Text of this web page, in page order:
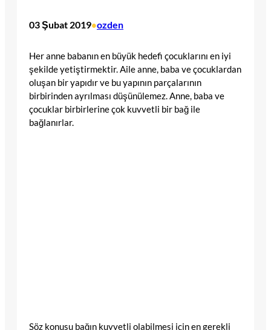
03 Şubat 2019•ozden
Her anne babanın en büyük hedefi çocuklarını en iyi
şekilde yetiştirmektir. Aile anne, baba ve çocuklardan
oluşan bir yapıdır ve bu yapının parçalarının
birbirinden ayrılması düşünülemez. Anne, baba ve
çocuklar birbirlerine çok kuvvetli bir bağ ile
bağlanırlar.
Söz konusu bağın kuvvetli olabilmesi için en gerekli